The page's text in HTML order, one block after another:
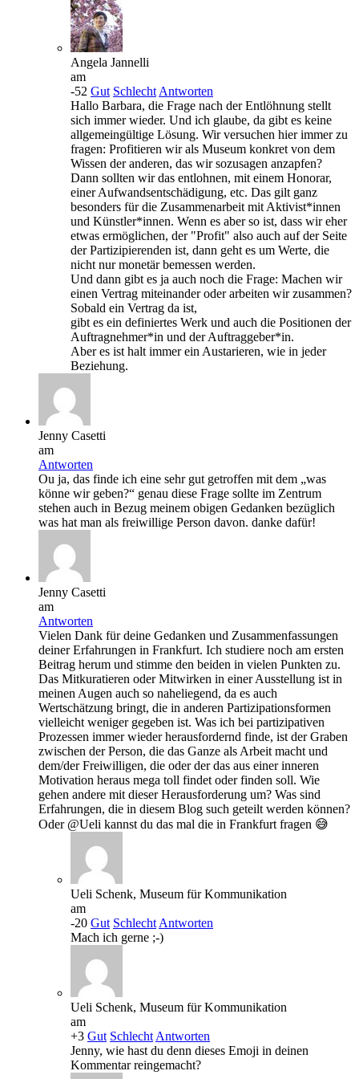
Angela Jannelli
am
-52 Gut Schlecht Antworten
Hallo Barbara, die Frage nach der Entlöhnung stellt
sich immer wieder. Und ich glaube, da gibt es keine
allgemeingültige Lösung. Wir versuchen hier immer zu
fragen: Profitieren wir als Museum konkret von dem
Wissen der anderen, das wir sozusagen anzapfen?
Dann sollten wir das entlohnen, mit einem Honorar,
einer Aufwandsentschädigung, etc. Das gilt ganz
besonders für die Zusammenarbeit mit Aktivist*innen
und Künstler*innen. Wenn es aber so ist, dass wir eher
etwas ermöglichen, der "Profit" also auch auf der Seite
der Partizipierenden ist, dann geht es um Werte, die
nicht nur monetär bemessen werden.
Und dann gibt es ja auch noch die Frage: Machen wir
einen Vertrag miteinander oder arbeiten wir zusammen?
Sobald ein Vertrag da ist,
gibt es ein definiertes Werk und auch die Positionen der
Auftragnehmer*in und der Auftraggeber*in.
Aber es ist halt immer ein Austarieren, wie in jeder
Beziehung.
Jenny Casetti
am
Antworten
Ou ja, das finde ich eine sehr gut getroffen mit dem „was
könne wir geben?“ genau diese Frage sollte im Zentrum
stehen auch in Bezug meinem obigen Gedanken bezüglich
was hat man als freiwillige Person davon. danke dafür!
Jenny Casetti
am
Antworten
Vielen Dank für deine Gedanken und Zusammenfassungen
deiner Erfahrungen in Frankfurt. Ich studiere noch am ersten
Beitrag herum und stimme den beiden in vielen Punkten zu.
Das Mitkuratieren oder Mitwirken in einer Ausstellung ist in
meinen Augen auch so naheliegend, da es auch
Wertschätzung bringt, die in anderen Partizipationsformen
vielleicht weniger gegeben ist. Was ich bei partizipativen
Prozessen immer wieder herausfordernd finde, ist der Graben
zwischen der Person, die das Ganze als Arbeit macht und
dem/der Freiwilligen, die oder der das aus einer inneren
Motivation heraus mega toll findet oder finden soll. Wie
gehen andere mit dieser Herausforderung um? Was sind
Erfahrungen, die in diesem Blog such geteilt werden können?
Oder @Ueli kannst du das mal die in Frankfurt fragen 😅
Ueli Schenk, Museum für Kommunikation
am
-20 Gut Schlecht Antworten
Mach ich gerne ;-)
Ueli Schenk, Museum für Kommunikation
am
+3 Gut Schlecht Antworten
Jenny, wie hast du denn dieses Emoji in deinen
Kommentar reingemacht?